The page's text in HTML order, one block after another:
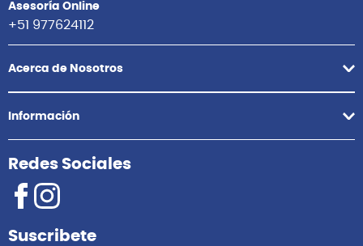
Asesoría Online
+51 977624112
Acerca de Nosotros
Información
Redes Sociales
Suscribete